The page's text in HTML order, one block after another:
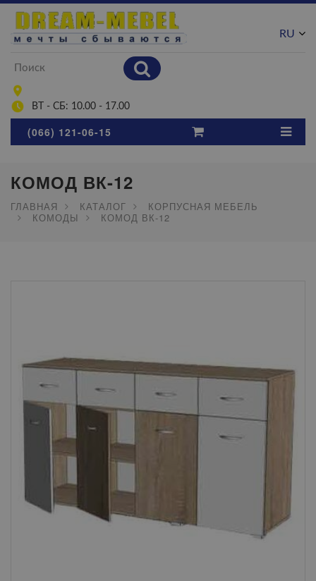
ВТ - СБ: 10.00 - 17.00
RU
(066) 121-06-15
КОМОД ВК-12
ГЛАВНАЯ КАТАЛОГ
КОРПУСНАЯ МЕБЕЛЬ
КОМОДЫ
КОМОД ВК-12